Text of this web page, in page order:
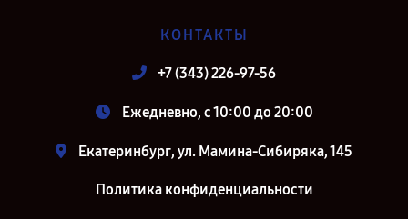
КОНТАКТЫ
+7 (343) 226-97-56
Ежедневно, с 10:00 до 20:00
Екатеринбург, ул. Мамина-Сибиряка, 145
Политика конфиденциальности